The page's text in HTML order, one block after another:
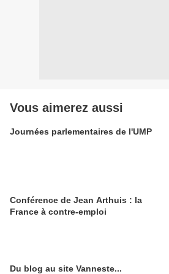
Vous aimerez aussi
Journées parlementaires de l'UMP
Conférence de Jean Arthuis : la
France à contre-emploi
Du blog au site Vanneste...